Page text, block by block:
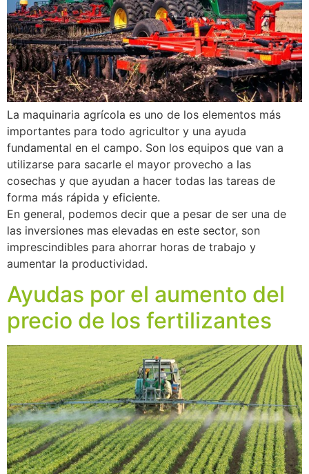
La maquinaria agrícola es uno de los elementos más
importantes para todo agricultor y una ayuda
fundamental en el campo. Son los equipos que van a
utilizarse para sacarle el mayor provecho a las
cosechas y que ayudan a hacer todas las tareas de
forma más rápida y eficiente.
En general, podemos decir que a pesar de ser una de
las inversiones mas elevadas en este sector, son
imprescindibles para ahorrar horas de trabajo y
aumentar la productividad.
Ayudas por el aumento del
precio de los fertilizantes